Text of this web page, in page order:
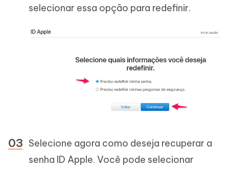
selecionar essa opção para redefinir.
Selecione agora como deseja recuperar a
senha ID Apple. Você pode selecionar